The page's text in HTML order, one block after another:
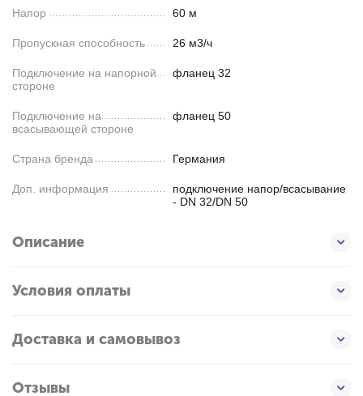
Напор 60 м
Пропускная способность 26 м3/ч
Подключение на напорной
стороне
фланец 32
Подключение на
всасывающей стороне
фланец 50
Страна бренда Германия
Доп. информация
подключение напор/всасывание
- DN 32/DN 50
Описание
Условия оплаты
Доставка и самовывоз
Отзывы